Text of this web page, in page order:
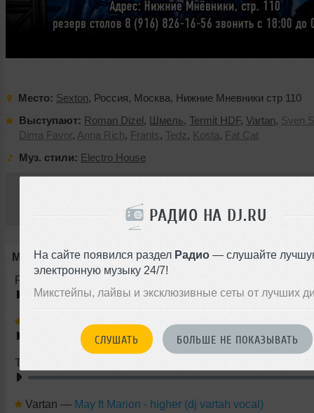
РАДИО НА DJ.RU
На сайте появился раздел Радио — слушайте
электронную музыку 24/7!
Микстейпы, лайвы и эксклюзивные сеты от лучших
СЛУШАТЬ БОЛЬШЕ НЕ ПОКАЗЫВАТЬ
Место: Sexton, Россия, Москва, Нижние Мневники стр 110
Выступают: Roman Dizel, Шмель, Termit HDF, Vartan, Sven
Dima Favor, Anna Rich, Frants, Tedz, Kosta, Fat Cat
Муз. стили: Electro House
Миксы выступающих артистов:
Roman Dizel
— Dj Roman Dizel Andrey KAN deep love
Summer Mood
Termit HDF
Vartan — May ft Marion - higher (dj vartah vocal)